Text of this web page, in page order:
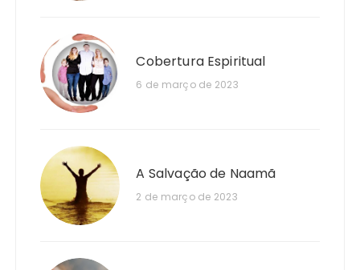
Cobertura Espiritual
6 de março de 2023
A Salvação de Naamã
2 de março de 2023